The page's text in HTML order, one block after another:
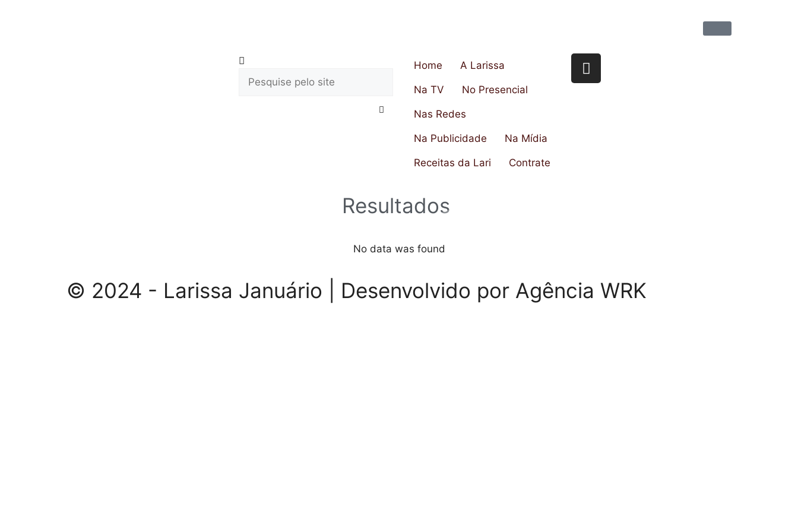
Home A Larissa
Na TV No Presencial
Nas Redes
Na Publicidade Na Mídia
Receitas da Lari Contrate
Resultados
No data was found
© 2024 - Larissa Januário | Desenvolvido por Agência WRK